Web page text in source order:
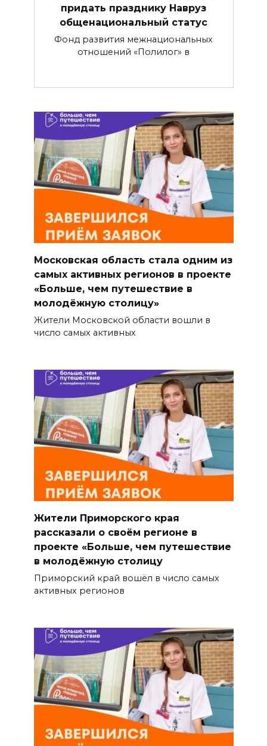
придать празднику Навруз
общенациональный статус
Фонд развития межнациональных
отношений «Полилог» в
Московская область стала одним из
самых активных регионов в проекте
«Больше, чем путешествие в
молодёжную столицу»
Жители Московской области вошли в
число самых активных
Жители Приморского края
рассказали о своём регионе в
проекте «Больше, чем путешествие
в молодёжную столицу
Приморский край вошёл в число самых
активных регионов